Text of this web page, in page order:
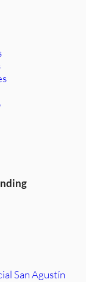
San Agustín